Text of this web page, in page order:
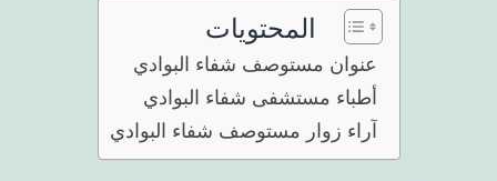
المحتويات
عنوان مستوصف شفاء البوادي
أطباء مستشفى شفاء البوادي
آراء زوار مستوصف شفاء البوادي